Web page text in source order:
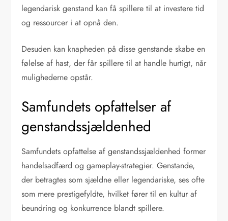
legendarisk genstand kan få spillere til at investere tid
og ressourcer i at opnå den.
Desuden kan knapheden på disse genstande skabe en
følelse af hast, der får spillere til at handle hurtigt, når
mulighederne opstår.
Samfundets opfattelser af
genstandssjældenhed
Samfundets opfattelse af genstandssjældenhed former
handelsadfærd og gameplay-strategier. Genstande,
der betragtes som sjældne eller legendariske, ses ofte
som mere prestigefyldte, hvilket fører til en kultur af
beundring og konkurrence blandt spillere.